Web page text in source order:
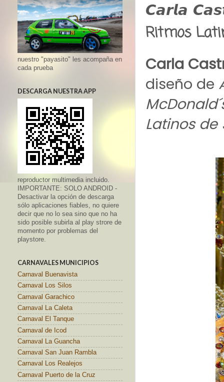
𝘾𝙖𝙧𝙡𝙖
Ritmos
Carla
diseño de
Latinos de
nuestro "payasito" les acompaña en
cada prueba
DESCARGA NUESTRA APP
reproductor multimedia incluido.
IMPORTANTE: SOLO ANDROID -
Desactivar la opción de descarga
sólo aplicaciones fiables, no quiere
decir que no lo sea sino que no ha
sido posible subirla al play strore de
momento por problemas del
playstore.
CARNAVALES MUNICIPIOS
Carnaval Buenavista
Carnaval Los Silos
Carnaval Garachico
Carnaval La Caleta
Carnaval El Tanque
Carnaval de Icod
Carnaval La Guancha
Carnaval San Juan Rambla
Carnaval Los Realejos
Carnaval Puerto de la Cruz